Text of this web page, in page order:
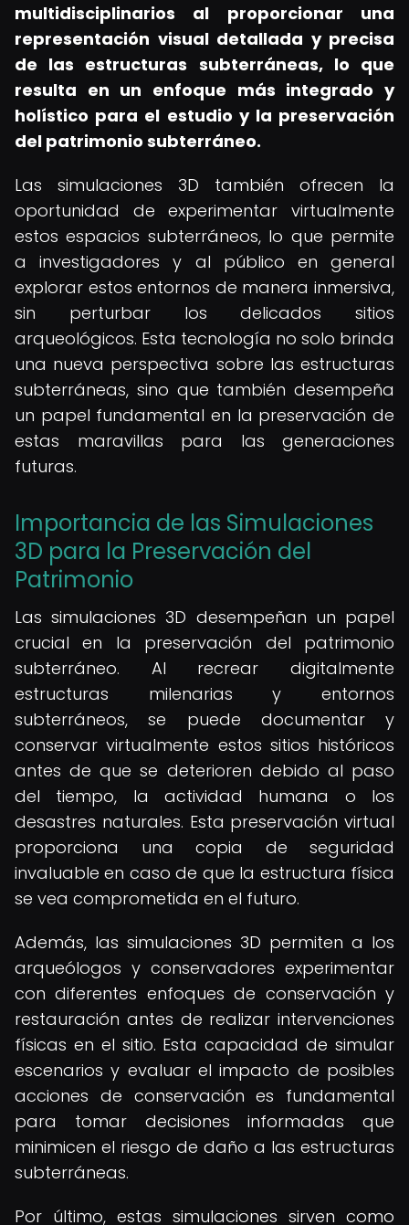
multidisciplinarios al proporcionar una
representación visual detallada y precisa
de las estructuras subterráneas, lo que
resulta en un enfoque más integrado y
holístico para el estudio y la preservación
del patrimonio subterráneo.
Las simulaciones 3D también ofrecen la
oportunidad de experimentar virtualmente
estos espacios subterráneos, lo que permite
a investigadores y al público en general
explorar estos entornos de manera inmersiva,
sin perturbar los delicados sitios
arqueológicos. Esta tecnología no solo brinda
una nueva perspectiva sobre las estructuras
subterráneas, sino que también desempeña
un papel fundamental en la preservación de
estas maravillas para las generaciones
futuras.
Importancia de las Simulaciones
3D para la Preservación del
Patrimonio
Las simulaciones 3D desempeñan un papel
crucial en la preservación del patrimonio
subterráneo. Al recrear digitalmente
estructuras milenarias y entornos
subterráneos, se puede documentar y
conservar virtualmente estos sitios históricos
antes de que se deterioren debido al paso
del tiempo, la actividad humana o los
desastres naturales. Esta preservación virtual
proporciona una copia de seguridad
invaluable en caso de que la estructura física
se vea comprometida en el futuro.
Además, las simulaciones 3D permiten a los
arqueólogos y conservadores experimentar
con diferentes enfoques de conservación y
restauración antes de realizar intervenciones
físicas en el sitio. Esta capacidad de simular
escenarios y evaluar el impacto de posibles
acciones de conservación es fundamental
para tomar decisiones informadas que
minimicen el riesgo de daño a las estructuras
subterráneas.
Por último, estas simulaciones sirven como